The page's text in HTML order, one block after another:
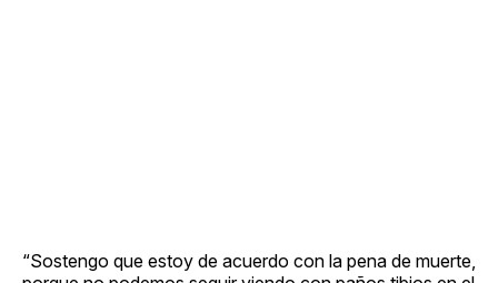
“Sostengo que estoy de acuerdo con la pena de muerte,